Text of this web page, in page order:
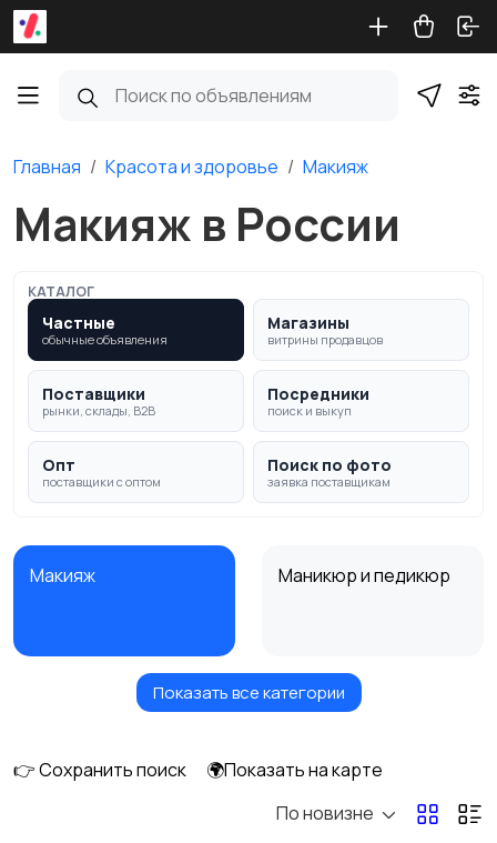
Главная Красота и здоровье Макияж
Макияж в России
КАТАЛОГ
Частные
обычные объявления
Магазины
витрины продавцов
Поставщики
рынки, склады, B2B
Посредники
поиск и выкуп
Опт
поставщики с оптом
Поиск по фото
заявка поставщикам
Макияж Маникюр и педикюр
Товары для здоровья Парфюмерия
Уход за волосами
Показать все категории
👉 Сохранить поиск
🌍Показать на карте
По новизне